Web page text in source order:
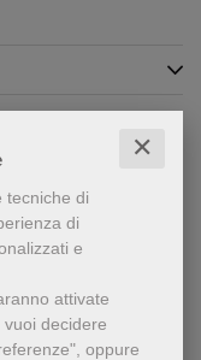
✕
tecniche di
di
e
attivate
vuoi decidere
oppure